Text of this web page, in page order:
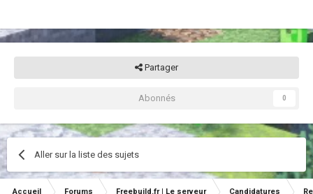
Partager
Abonnés 0
Aller sur la liste des sujets
Accueil Forums Freebuild.fr | Le serveur Candidatures